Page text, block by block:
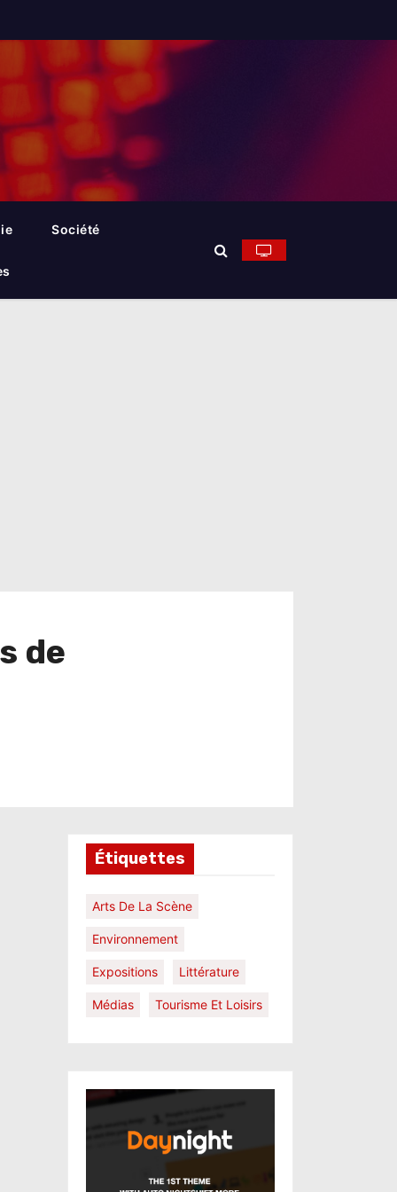
Société
de
Étiquettes
Arts De La Scène
Environnement
Expositions Littérature
Médias Tourisme Et Loisirs